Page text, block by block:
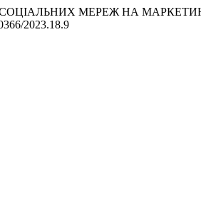
СОЦІАЛЬНИХ МЕРЕЖ НА
2023.18.9